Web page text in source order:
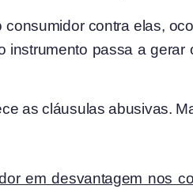
contra elas,
passa a
as cláusulas abusivas.
em desvantagem nos